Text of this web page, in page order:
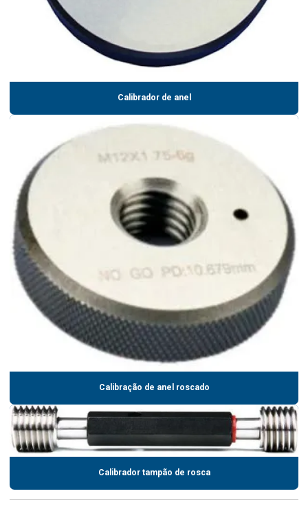
Calibrador de anel
Calibração de anel roscado
Calibrador tampão de rosca